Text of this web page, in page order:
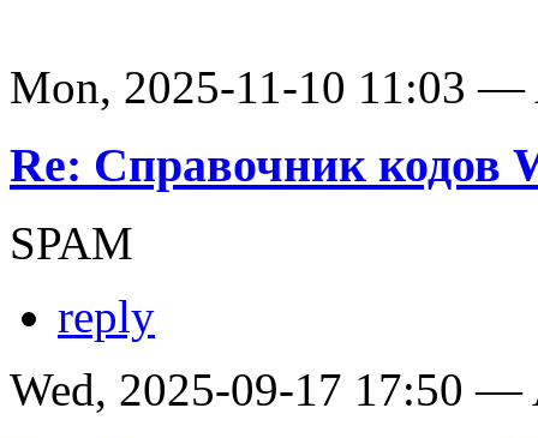
Mon, 2025-11-10 11:03 —
Re: Справочник кодов
SPAM
reply
Wed, 2025-09-17 17:50 —